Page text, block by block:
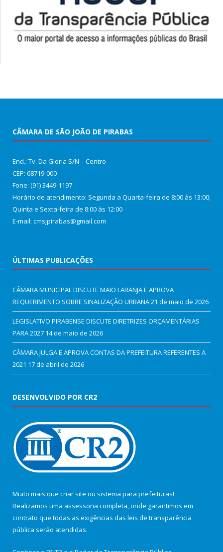
CÂMARA DE SÃO JOÃO DE PIRABAS
End.: Tv. Da Gloria S/N – Centro
CEP: 68719-000
Fone: (91) 3449-1197
Horário de atendimento: Segunda a Quarta-feira de 8:00 às 13:00;
Quinta e Sexta-feira de 8:00 às 12:00
E-mail: cmsjpirabas@gmail.com
ÚLTIMAS PUBLICAÇÕES
CÂMARA MUNICIPAL DISCUTE MAIO LARANJA E APROVA
REQUERIMENTO SOBRE SINALIZAÇÃO URBANA21 de maio de 2026
LEGISLATIVO PIRABENSE DISCUTE DIRETRIZES ORÇAMENTÁRIAS
PARA 2027 14 de maio de 2026
CÂMARA JULGA E APROVA CONTAS DA PREFEITURA REFERENTES A
2021 17 de abril de 2026
DESENVOLVIDO POR CR2
Muito mais que criar site ou sistema para prefeituras!
Realizamos uma assessoria completa, onde garantimos em
contrato que todas as exigências das leis de transparência
pública serão atendidas.